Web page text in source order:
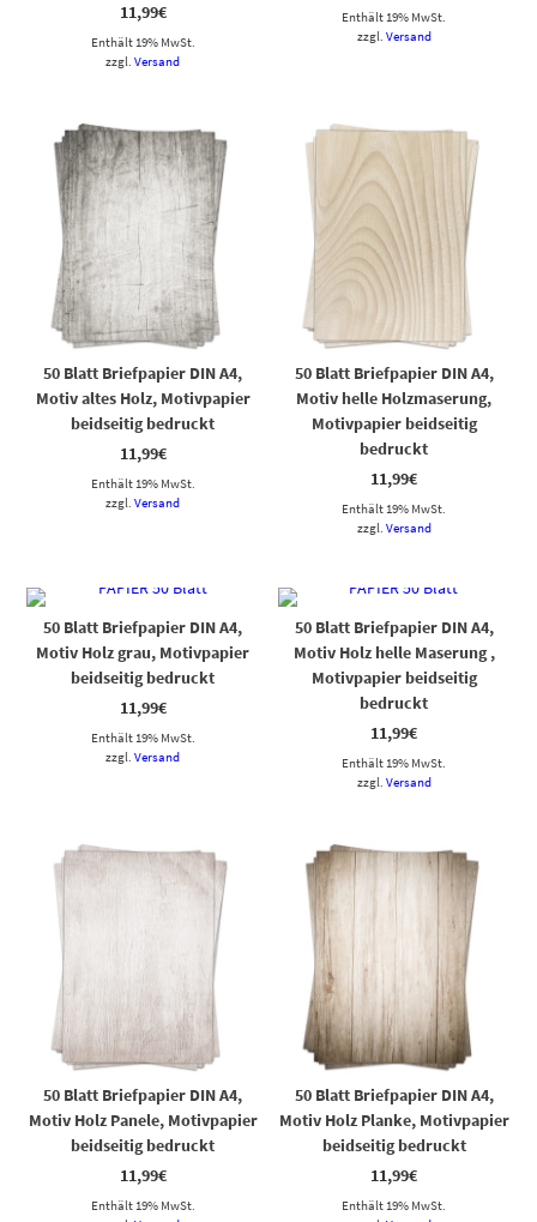
11,99€
Enthält 19% MwSt.
zzgl.Versand
Enthält 19% MwSt.
zzgl. Versand
50 Blatt Briefpapier DIN A4,
Motiv altes Holz, Motivpapier
beidseitig bedruckt
11,99€
Enthält 19% MwSt.
zzgl.Versand
50 Blatt Briefpapier DIN A4,
Motiv helle Holzmaserung,
Motivpapier beidseitig
bedruckt
11,99€
Enthält 19% MwSt.
zzgl. Versand
50 Blatt Briefpapier DIN A4,
Motiv Holz grau, Motivpapier
beidseitig bedruckt
11,99€
Enthält 19% MwSt.
zzgl.Versand
50 Blatt Briefpapier DIN A4,
Motiv Holz helle Maserung ,
Motivpapier beidseitig
bedruckt
11,99€
Enthält 19% MwSt.
zzgl. Versand
50 Blatt Briefpapier DIN A4,
Motiv Holz Panele, Motivpapier
beidseitig bedruckt
11,99€
Enthält 19% MwSt.
50 Blatt Briefpapier DIN A4,
Motiv Holz Planke, Motivpapier
beidseitig bedruckt
11,99€
Enthält 19% MwSt.